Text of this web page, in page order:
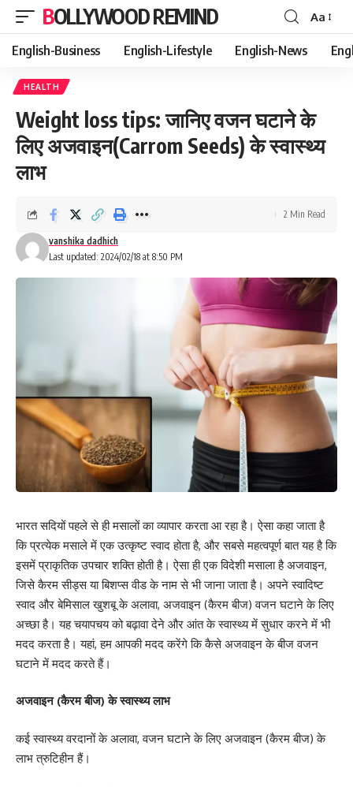
BOLLYWOOD REMIND
Font
Resizer
Aa
English-Business English-Lifestyle English-News
HEALTH
Weight loss tips: जानिए वजन घटाने के
लिए अजवाइन(Carrom Seeds) के स्वास्थ्य
लाभ
Last updated: 2024/02/18 at 8:50 PM
vanshika dadhich
2 Min Read
भारत सदियों पहले से ही मसालों का व्यापार करता आ रहा है। ऐसा कहा जाता है
कि प्रत्येक मसाले में एक उत्कृष्ट स्वाद होता है, और सबसे महत्वपूर्ण बात यह है कि
इसमें प्राकृतिक उपचार शक्ति होती है। ऐसा ही एक विदेशी मसाला है अजवाइन,
जिसे कैरम सीड्स या बिशप्स वीड के नाम से भी जाना जाता है। अपने स्वादिष्ट
स्वाद और बेमिसाल खुशबू के अलावा, अजवाइन (कैरम बीज) वजन घटाने के लिए
अच्छा है। यह चयापचय को बढ़ावा देने और आंत के स्वास्थ्य में सुधार करने में भी
मदद करता है। यहां, हम आपकी मदद करेंगे कि कैसे अजवाइन के बीज वजन
घटाने में मदद करते हैं।
अजवाइन (कैरम बीज) के स्वास्थ्य लाभ
कई स्वास्थ्य वरदानों के अलावा, वजन घटाने के लिए अजवाइन (कैरम बीज) के
लाभ त्रुटिहीन हैं।